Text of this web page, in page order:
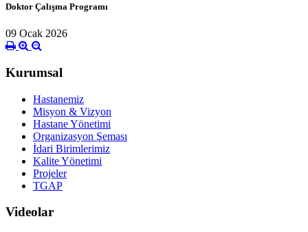
Doktor Çalışma Programı
09 Ocak 2026
Kurumsal
Hastanemiz
Misyon & Vizyon
Hastane Yönetimi
Organizasyon Şeması
İdari Birimlerimiz
Kalite Yönetimi
Projeler
TGAP
Videolar